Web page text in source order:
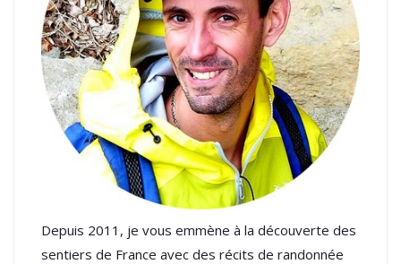
Depuis 2011, je vous emmène à la découverte des
sentiers de France avec des récits de randonnée